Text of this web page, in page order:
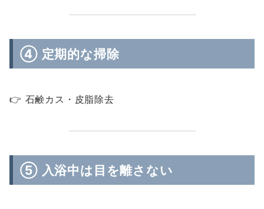
④ 定期的な掃除
👉 石鹸カス・皮脂除去
⑤ 入浴中は目を離さない